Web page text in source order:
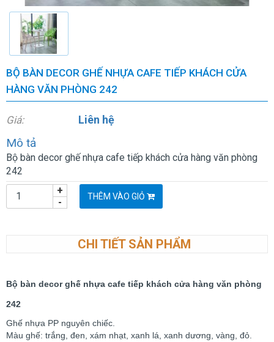
BỘ BÀN DECOR GHẾ NHỰA CAFE TIẾP KHÁCH CỬA
HÀNG VĂN PHÒNG 242
Giá: Liên hệ
Mô tả
Bộ bàn decor ghế nhựa cafe tiếp khách cửa hàng văn phòng
242
-
+ THÊM VÀO GIỎ
CHI TIẾT SẢN PHẨM
Bộ bàn decor ghế nhựa cafe tiếp khách cửa hàng văn phòng
242
Ghế nhựa PP nguyên chiếc.
Màu ghế: trắng, đen, xám nhạt, xanh lá, xanh dương, vàng, đỏ.